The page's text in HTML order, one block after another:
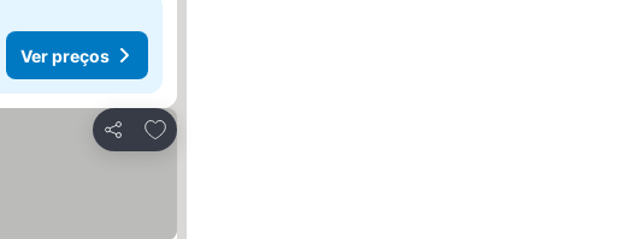
Ver preços
Partilhar
Adicionar aos favoritos